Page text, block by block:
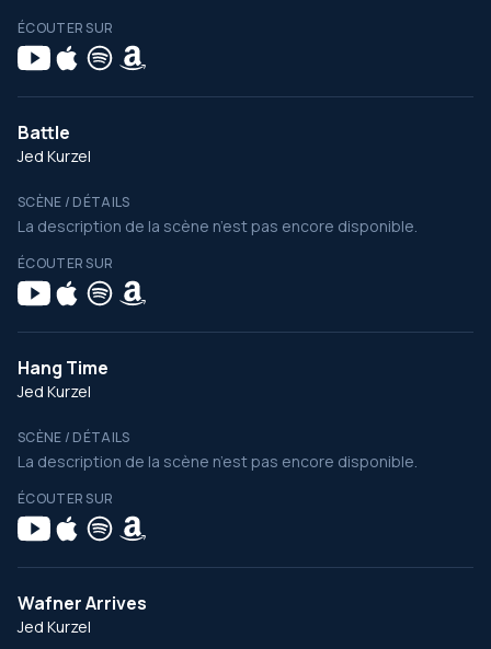
ÉCOUTER SUR
Battle
Jed Kurzel
SCÈNE / DÉTAILS
La description de la scène n’est pas encore disponible.
ÉCOUTER SUR
Hang Time
Jed Kurzel
SCÈNE / DÉTAILS
La description de la scène n’est pas encore disponible.
ÉCOUTER SUR
Wafner Arrives
Jed Kurzel